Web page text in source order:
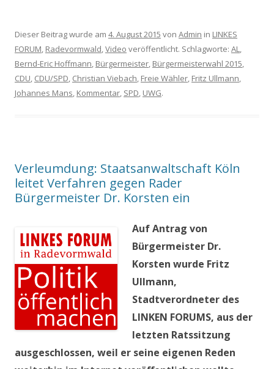
Dieser Beitrag wurde am 4. August 2015 von Admin in LINKES
FORUM, Radevormwald,Video veröffentlicht. Schlagworte: AL,
Bernd-Eric Hoffmann, Bürgermeister, Bürgermeisterwahl 2015,
CDU, CDU/SPD, Christian Viebach, Freie Wähler, Fritz Ullmann,
Johannes Mans, Kommentar, SPD, UWG.
Verleumdung: Staatsanwaltschaft Köln
leitet Verfahren gegen Rader
Bürgermeister Dr. Korsten ein
Auf Antrag von
Bürgermeister Dr.
Korsten wurde Fritz
Ullmann,
Stadtverordneter des
LINKEN FORUMS, aus der
letzten Ratssitzung
ausgeschlossen, weil er seine eigenen Reden